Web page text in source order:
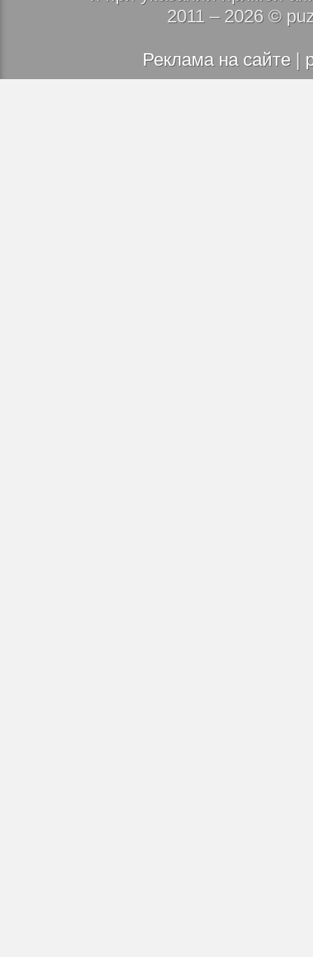
2011 – 2026 ©
Реклама на сайте |